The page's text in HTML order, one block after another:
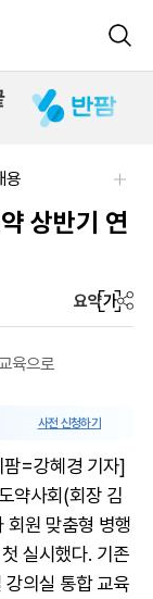
용
상반기 연
요약가
육으로
사전 신청하기
팜=강혜경 기자]
약사회(회장 김
회원 맞춤형 병행
실시했다. 기존
강의실 통합 교육